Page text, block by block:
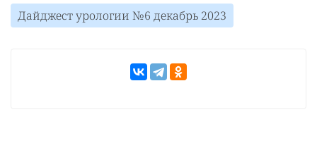
Дайджест урологии №6 декабрь 2023